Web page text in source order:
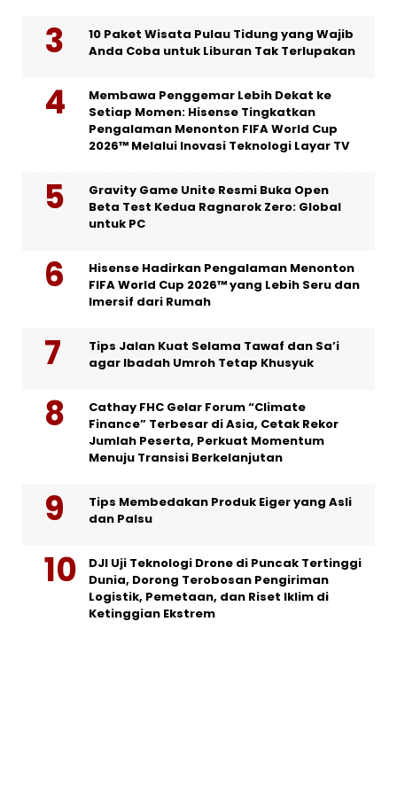
10 Paket Wisata Pulau Tidung yang Wajib
Anda Coba untuk Liburan Tak Terlupakan
Membawa Penggemar Lebih Dekat ke
Setiap Momen: Hisense Tingkatkan
Pengalaman Menonton FIFA World Cup
2026™ Melalui Inovasi Teknologi Layar TV
Gravity Game Unite Resmi Buka Open
Beta Test Kedua Ragnarok Zero: Global
untuk PC
Hisense Hadirkan Pengalaman Menonton
FIFA World Cup 2026™ yang Lebih Seru dan
Imersif dari Rumah
Tips Jalan Kuat Selama Tawaf dan Sa’i
agar Ibadah Umroh Tetap Khusyuk
Cathay FHC Gelar Forum “Climate
Finance” Terbesar di Asia, Cetak Rekor
Jumlah Peserta, Perkuat Momentum
Menuju Transisi Berkelanjutan
Tips Membedakan Produk Eiger yang Asli
dan Palsu
DJI Uji Teknologi Drone di Puncak Tertinggi
Dunia, Dorong Terobosan Pengiriman
Logistik, Pemetaan, dan Riset Iklim di
Ketinggian Ekstrem